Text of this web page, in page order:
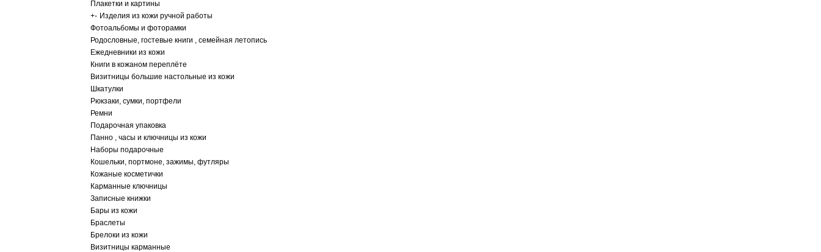
Плакетки и картины
+- Изделия из кожи ручной работы
Фотоальбомы и фоторамки
Родословные, гостевые книги , семейная летопись
Ежедневники из кожи
Книги в кожаном переплёте
Визитницы большие настольные из кожи
Шкатулки
Рюкзаки, сумки, портфели
Ремни
Подарочная упаковка
Панно , часы и ключницы из кожи
Наборы подарочные
Кошельки, портмоне, зажимы, футляры
Кожаные косметички
Карманные ключницы
Записные книжки
Бары из кожи
Браслеты
Брелоки из кожи
Визитницы карманные